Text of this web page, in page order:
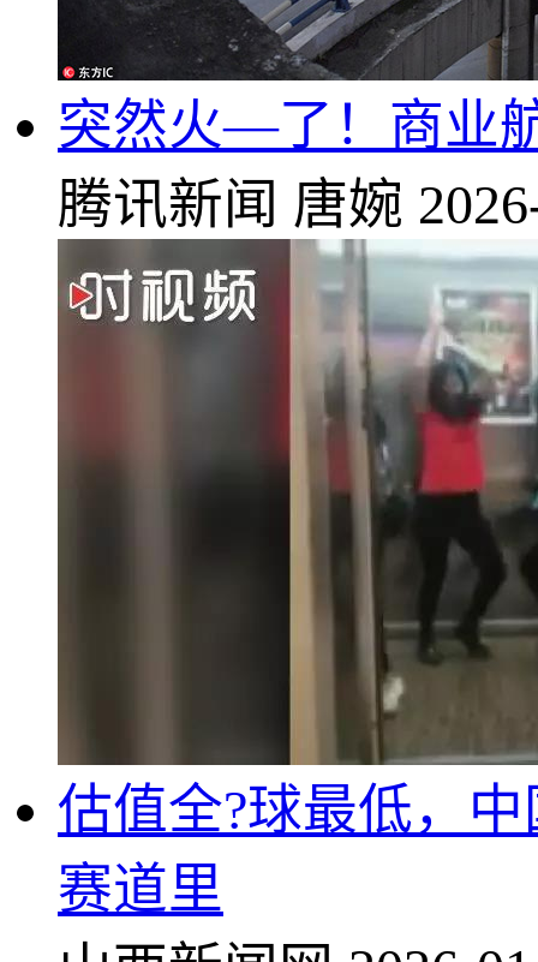
突然火—了！商业
腾讯新闻 唐婉
估值全?球最低，
赛道里